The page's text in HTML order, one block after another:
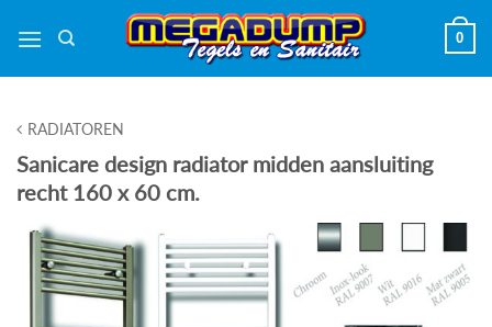
naar
0
RADIATOREN
Sanicare design radiator midden aansluiting
recht 160 x 60 cm.